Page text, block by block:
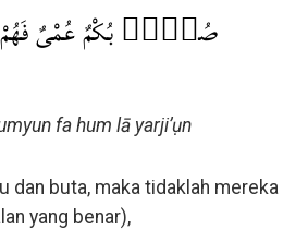
صُمٌّۢ بُكْمٌ عُمْىٌ فَهُمْ
fa hum lā yarji’ụn
dan buta, maka tidaklah mereka
yang benar),